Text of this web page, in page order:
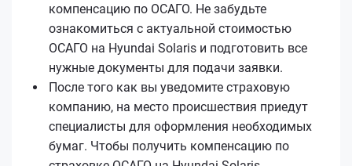
компенсацию по ОСАГО. Не забудьте
ознакомиться с актуальной стоимостью
ОСАГО на Hyundai Solaris и подготовить все
нужные документы для подачи заявки.
После того как вы уведомите страховую
компанию, на место происшествия приедут
специалисты для оформления необходимых
бумаг. Чтобы получить компенсацию по